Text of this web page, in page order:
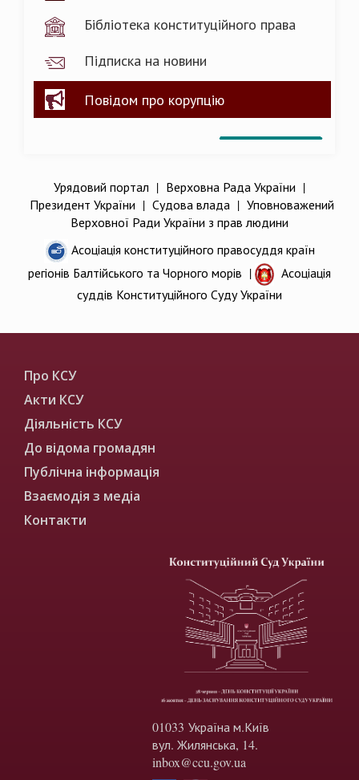
Бібліотека конституційного права
Підписка на новини
Повідом про корупцію
Урядовий портал | Верховна Рада України |
Президент України | Судова влада| Уповноважений
Верховної Ради України з прав людини
Асоціація конституційного правосуддя країн
регіонів Балтійського та Чорного морів |
Асоціація
суддів Конституційного Суду України
Про КСУ
Акти КСУ
Діяльність КСУ
До відома громадян
Публічна інформація
Взаємодія з медіа
Контакти
01033 Україна м.Київ
вул. Жилянська, 14.
inbox@ccu.gov.ua